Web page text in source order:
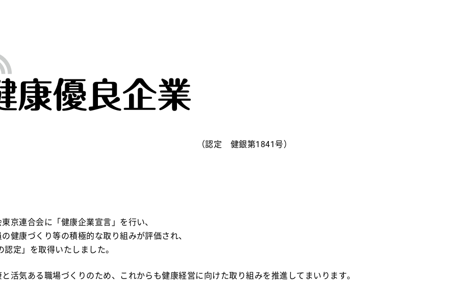
（認定 健銀第1841号）
京連合会に「健康企業宣言」を行い、
健康づくり等の積極的な取り組みが評価され、
定」を取得いたしました。
活気ある職場づくりのため、これからも健康経営に向けた取り組みを推進してまいります。